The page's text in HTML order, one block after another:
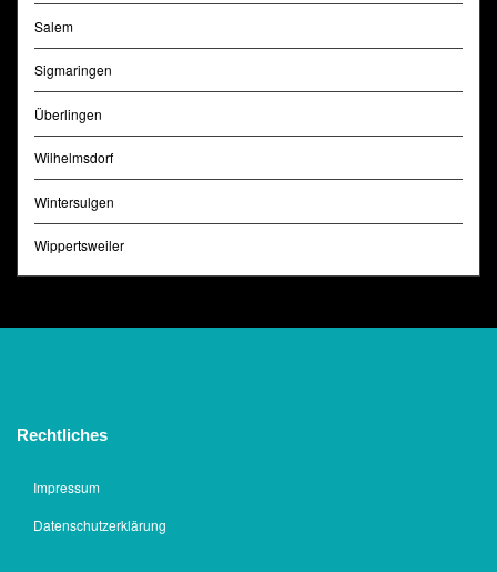
Salem
Sigmaringen
Überlingen
Wilhelmsdorf
Wintersulgen
Wippertsweiler
Rechtliches
Impressum
Datenschutzerklärung